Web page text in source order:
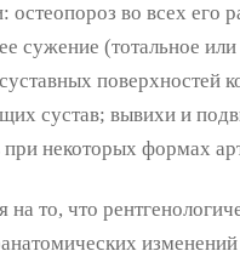
остеопороз во всех его
сужение (тотальное
поверхностей
сустав; вывихи и
при некоторых формах
на то, что